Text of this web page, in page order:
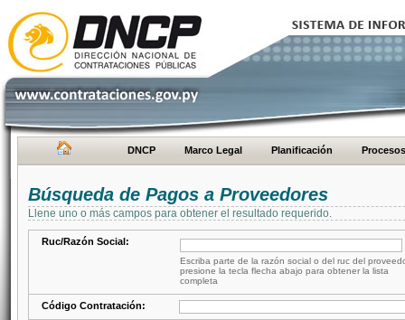
DNCP Marco Legal Planificación Procesos
Búsqueda de Pagos a Proveedores
Llene uno o más campos para obtener el resultado requerido.
Ruc/Razón Social:
Escriba parte de la razón social o del ruc del
presione la tecla flecha abajo para obtener la lista
completa
Código Contratación: